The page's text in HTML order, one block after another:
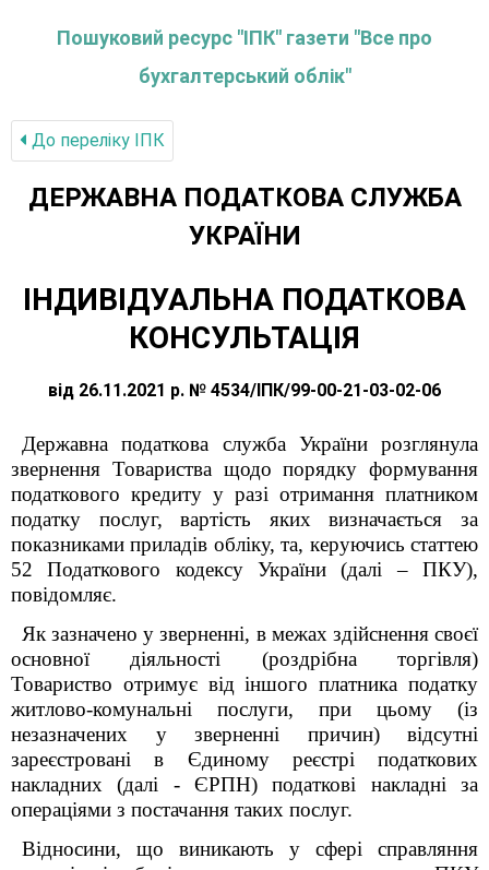
Пошуковий ресурс "ІПК" газети "Все про
бухгалтерський облік"
До переліку IПК
ДЕРЖАВНА ПОДАТКОВА СЛУЖБА
УКРАЇНИ
ІНДИВІДУАЛЬНА ПОДАТКОВА
КОНСУЛЬТАЦІЯ
від 26.11.2021 р. № 4534/ІПК/99-00-21-03-02-06
Державна податкова служба України розглянула
звернення Товариства щодо порядку формування
податкового кредиту у разі отримання платником
податку послуг, вартість яких визначається за
показниками приладів обліку, та, керуючись статтею
52 Податкового кодексу України (далі – ПКУ),
повідомляє.
Як зазначено у зверненні, в межах здійснення своєї
основної діяльності (роздрібна торгівля)
Товариство отримує від іншого платника податку
житлово-комунальні послуги, при цьому (із
незазначених у зверненні причин) відсутні
зареєстровані в Єдиному реєстрі податкових
накладних (далі - ЄРПН) податкові накладні за
операціями з постачання таких послуг.
Відносини, що виникають у сфері справляння